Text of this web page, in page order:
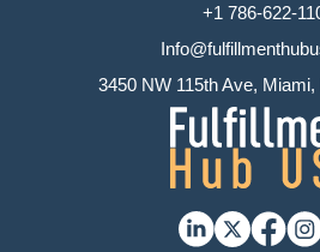
+1 786-622-
3450 NW 115th Ave,